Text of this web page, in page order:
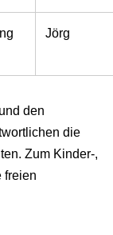
Jörg
den
die
Zum Kinder-,
freien